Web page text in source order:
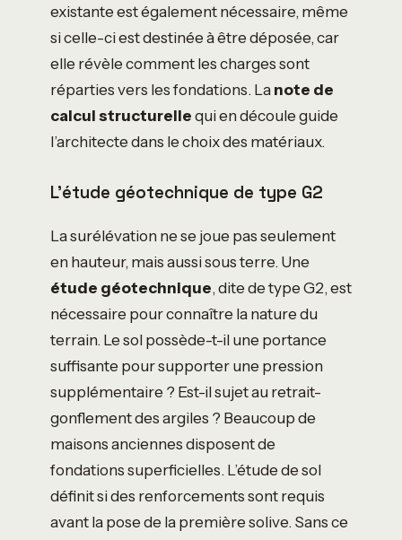
existante est également nécessaire, même
si celle-ci est destinée à être déposée, car
elle révèle comment les charges sont
réparties vers les fondations. Lanote de
calcul structurellequi en découle guide
l’architecte dans le choix des matériaux.
L’étude géotechnique de type G2
La surélévation ne se joue pas seulement
en hauteur, mais aussi sous terre. Une
étude géotechnique, dite de type G2, est
nécessaire pour connaître la nature du
terrain. Le sol possède-t-il une portance
suffisante pour supporter une pression
supplémentaire ? Est-il sujet au retrait-
gonflement des argiles ? Beaucoup de
maisons anciennes disposent de
fondations superficielles. L’étude de sol
définit si des renforcements sont requis
avant la pose de la première solive. Sans ce